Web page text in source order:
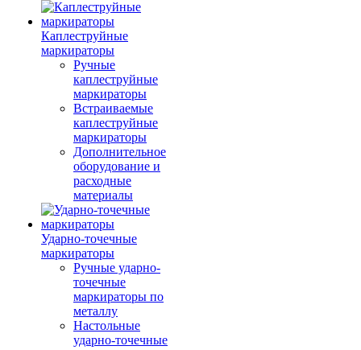
Каплеструйные
маркираторы
Ручные
каплеструйные
маркираторы
Встраиваемые
каплеструйные
маркираторы
Дополнительное
оборудование и
расходные
материалы
Ударно-точечные
маркираторы
Ручные ударно-
точечные
маркираторы по
металлу
Настольные
ударно-точечные